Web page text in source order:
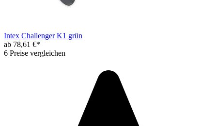
Intex Challenger K1 grün
ab 78,61 €*
6 Preise vergleichen